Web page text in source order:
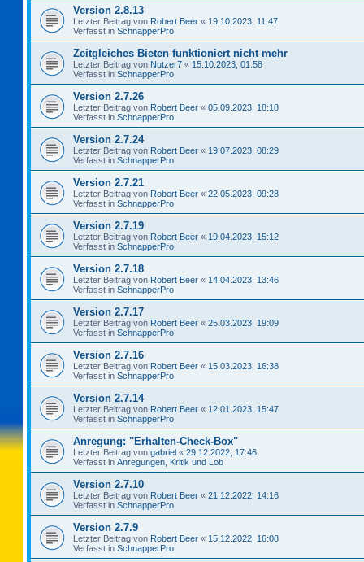
Version 2.8.13
Letzter Beitrag von Robert Beer « 19.10.2023, 11:47
Verfasst in SchnapperPro
Zeitgleiches Bieten funktioniert nicht mehr
Letzter Beitrag von Nutzer7 « 15.10.2023, 01:58
Verfasst in SchnapperPro
Version 2.7.26
Letzter Beitrag von Robert Beer « 05.09.2023, 18:18
Verfasst in SchnapperPro
Version 2.7.24
Letzter Beitrag von Robert Beer « 19.07.2023, 08:29
Verfasst in SchnapperPro
Version 2.7.21
Letzter Beitrag von Robert Beer « 22.05.2023, 09:28
Verfasst in SchnapperPro
Version 2.7.19
Letzter Beitrag von Robert Beer « 19.04.2023, 15:12
Verfasst in SchnapperPro
Version 2.7.18
Letzter Beitrag von Robert Beer « 14.04.2023, 13:46
Verfasst in SchnapperPro
Version 2.7.17
Letzter Beitrag von Robert Beer « 25.03.2023, 19:09
Verfasst in SchnapperPro
Version 2.7.16
Letzter Beitrag von Robert Beer « 15.03.2023, 16:38
Verfasst in SchnapperPro
Version 2.7.14
Letzter Beitrag von Robert Beer « 12.01.2023, 15:47
Verfasst in SchnapperPro
Anregung: "Erhalten-Check-Box"
Letzter Beitrag von gabriel « 29.12.2022, 17:46
Verfasst in Anregungen, Kritik und Lob
Version 2.7.10
Letzter Beitrag von Robert Beer « 21.12.2022, 14:16
Verfasst in SchnapperPro
Version 2.7.9
Letzter Beitrag von Robert Beer « 15.12.2022, 16:08
Verfasst in SchnapperPro